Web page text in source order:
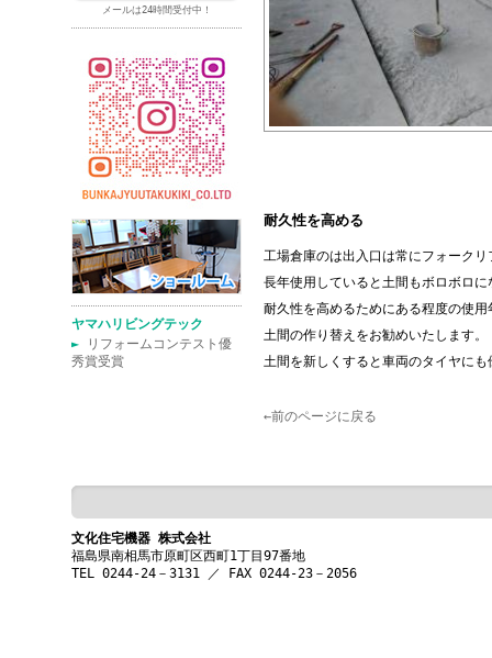
メールは24時間受付中！
ヤマハリビングテック
►
リフォームコンテスト優
秀賞受賞
耐久性を高める
工場倉庫のは出入口は常にフォーク
長年使用していると土間もボロボロに
耐久性を高めるためにある程度の使
土間の作り替えをお勧めいたします。
土間を新しくすると車両のタイヤにも
←前のページに戻る
文化住宅機器 株式会社
福島県南相馬市原町区西町1丁目97番地
TEL 0244-24－3131 ／ FAX 0244-23－2056